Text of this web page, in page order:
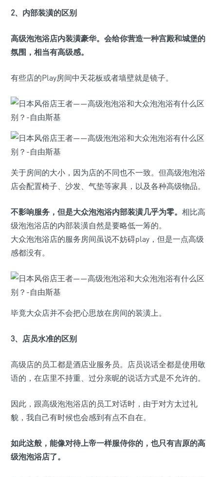
2、内部装潢的区别
高级泡泡浴店内装潢豪华。会给你营造一种宫殿和城堡的
氛围，相当有高级感。
有些店的Play房间中天花板或者墙壁就是镜子。
关于房间的大小，因为店的不同也不一致。但高级泡泡浴
店会配置椅子、沙发、气垫等家具，以及各种高级物品。
不影响服务，但是大众泡泡浴内部装潢几乎为零。 相比高
级泡泡浴店的内部装潢自然是要略低一筹的。
大众泡泡浴店的服务房间虽说不妨碍play，但是一点高级
感都没有。
毕竟大众店并不会把心思放在房间的装潢上。
3、店员水准的区别
高级店的员工都是酒店业服务员。店员说话全都是使用敬
语的，在店里不持重、过分亲昵的说话方式是不允许的。
因此，跟高级泡泡浴店的员工对话时，由于对方太过礼
貌，我自己有时候也会感到有点不自在。
如此这般，能像对待上帝一样服侍你的，也只有吉原的高
级泡泡浴店了。